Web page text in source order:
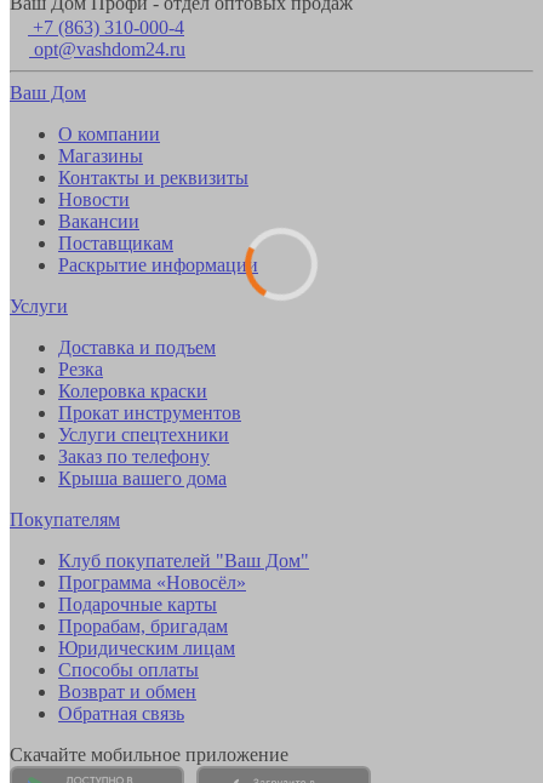
+7 (863) 310-000-4
opt@vashdom24.ru
Ваш Дом
О компании
Магазины
Контакты и реквизиты
Новости
Вакансии
Поставщикам
Раскрытие информации
Услуги
Доставка и подъем
Резка
Колеровка краски
Прокат инструментов
Услуги спецтехники
Заказ по телефону
Крыша вашего дома
Покупателям
Клуб покупателей "Ваш Дом"
Программа «Новосёл»
Подарочные карты
Прорабам, бригадам
Юридическим лицам
Способы оплаты
Возврат и обмен
Обратная связь
Скачайте мобильное приложение